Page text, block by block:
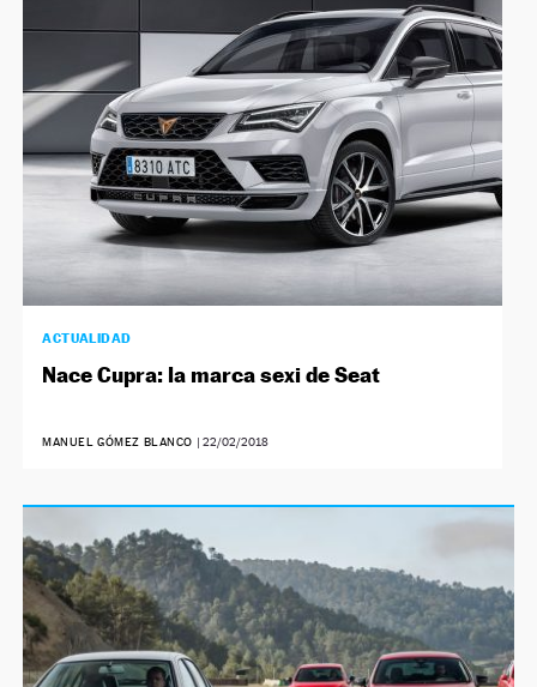
ACTUALIDAD
Nace Cupra: la marca sexi de Seat
MANUEL GÓMEZ BLANCO | 22/02/2018